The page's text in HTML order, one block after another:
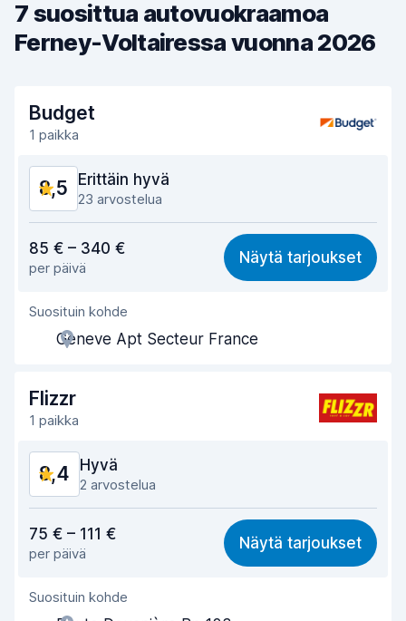
7 suosittua autovuokraamoa
Ferney-Voltairessa vuonna 2026
Budget
1 paikka
8,5 Erittäin hyvä
23 arvostelua
8,1
Löytämisen helppous 8,0
Toimihenkilön avuliaisuus
Noutonopeus
Palautusnopeus 9,0
Auton siisteys
Auton kunto
85 € – 340 €
per päivä
Näytä tarjoukset
Suosituin kohde
Geneve Apt Secteur France
Flizzr
1 paikka
8,4 Hyvä
2 arvostelua
7,8
Löytämisen helppous 8,2
Toimihenkilön avuliaisuus
75 € – 111 €
per päivä
Näytä tarjoukset
Suosituin kohde